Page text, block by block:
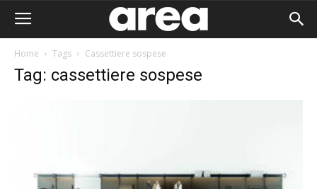
Home Tags Cassettiere sospese
Tag: cassettiere sospese